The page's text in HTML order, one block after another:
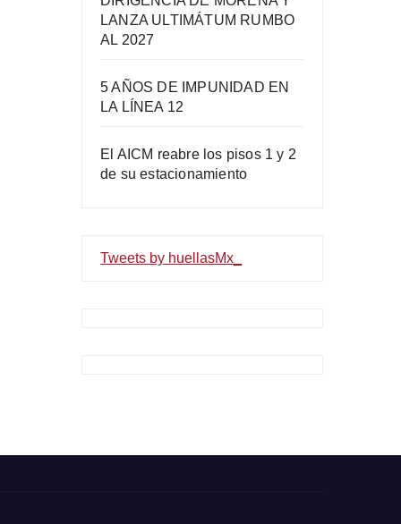
LANZA ULTIMÁTUM RUMBO
AL 2027
5 AÑOS DE IMPUNIDAD EN
LA LÍNEA 12
El AICM reabre los pisos 1 y 2
de su estacionamiento
Tweets by huellasMx_